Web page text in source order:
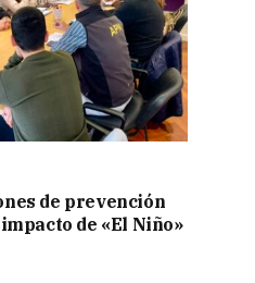
de prevención
de «El Niño»